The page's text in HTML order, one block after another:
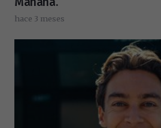
hace 3 meses